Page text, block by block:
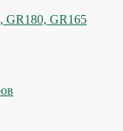
GR180, GR165